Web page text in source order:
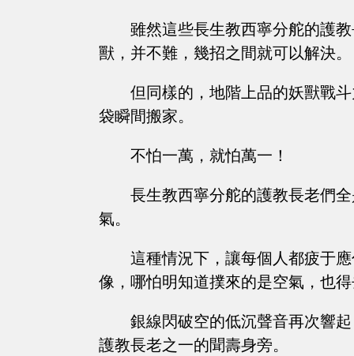
雖然這些長生教西寧分舵的護
獸，并不難，幾招之間就可以解決。
但同樣的，地階上品的妖獸戰
袋瞬間搬家。
不怕一萬，就怕萬一！
長生教西寧分舵的護教長老們
氣。
這種情況下，讓每個人都疲于
像，哪怕明知道撲來的是空氣，也
銀線閃破空的低沉聲音再次響
護教長老之一的聞壽身旁。